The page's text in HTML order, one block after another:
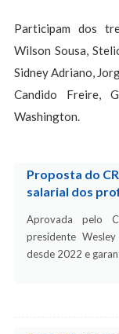
Participam dos
Wilson Sousa,
Sidney Adriano,
Candido Freire,
Washington.
Proposta do
salarial dos
Aprovada pelo
presidente
desde 2022 e